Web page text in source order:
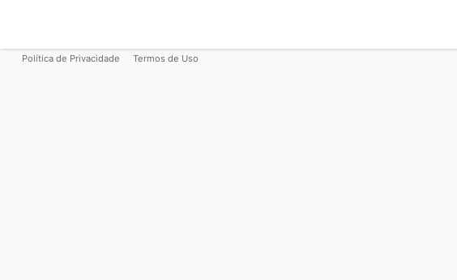
Política de Privacidade Termos de Uso